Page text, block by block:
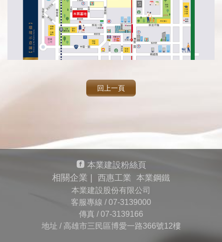
回上一頁
本業建設粉絲頁
相關企業 | 西惠工業 本業鋼鐵
本業建設股份有限公司
客服專線 /07-3139000
傳真 /07-3139166
地址 / 高雄市三民區博愛一路366號12樓